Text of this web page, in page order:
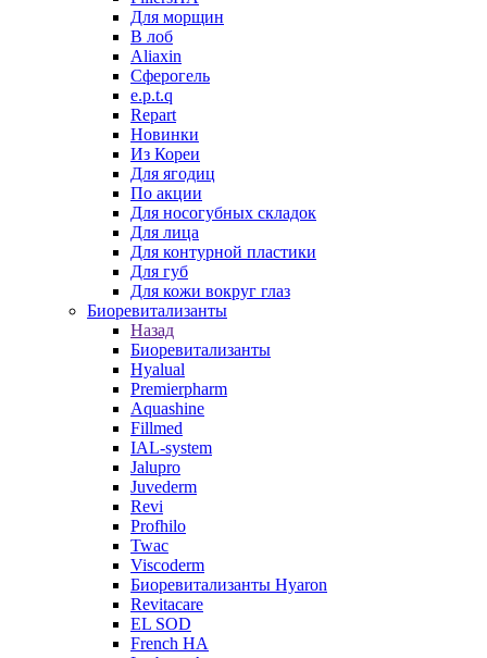
Для морщин
В лоб
Aliaxin
Сферогель
e.p.t.q
Repart
Новинки
Из Кореи
Для ягодиц
По акции
Для носогубных складок
Для лица
Для контурной пластики
Для губ
Для кожи вокруг глаз
Биоревитализанты
Назад
Биоревитализанты
Hyalual
Premierpharm
Aquashine
Fillmed
IAL-system
Jalupro
Juvederm
Revi
Profhilo
Twac
Viscoderm
Биоревитализанты Hyaron
Revitacare
EL SOD
French HA